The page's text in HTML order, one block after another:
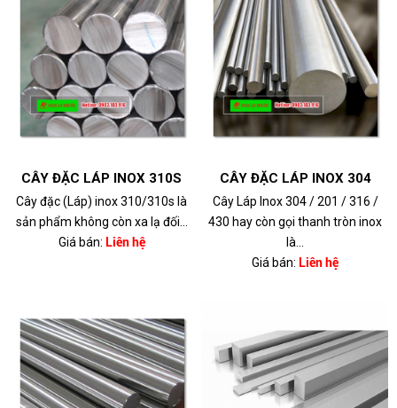
CÂY ĐẶC LÁP INOX 310S
Cây đặc (Láp) inox 310/310s là
sản phẩm không còn xa lạ đối...
Giá bán: Liên hệ
CÂY ĐẶC LÁP INOX 304
Cây Láp Inox 304 / 201 / 316 /
430 hay còn gọi thanh tròn inox
là...
Giá bán: Liên hệ